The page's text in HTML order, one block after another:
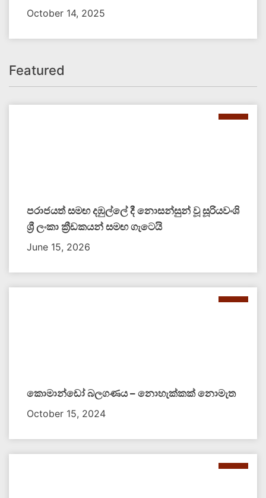
October 14, 2025
Featured
පරාජයත් සමඟ දඹුල්ලේ දී නොසන්සුන් වූ සූරියවංශි
ශ්‍රී ලංකා ක්‍රීඩකයන් සමඟ ගැටෙයි
June 15, 2026
කොමාන්ඩෝ බලගණය – නොහැක්කක් නොමැත​
October 15, 2024